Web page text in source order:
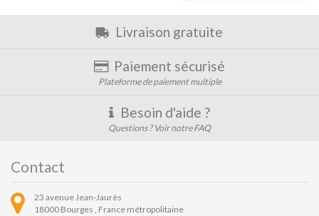
Livraison gratuite
Paiement sécurisé
Plateforme de paiement multiple
Besoin d'aide ?
Questions ? Voir notre FAQ
Contact
23 avenue Jean-Jaurès
18000 Bourges , France métropolitaine